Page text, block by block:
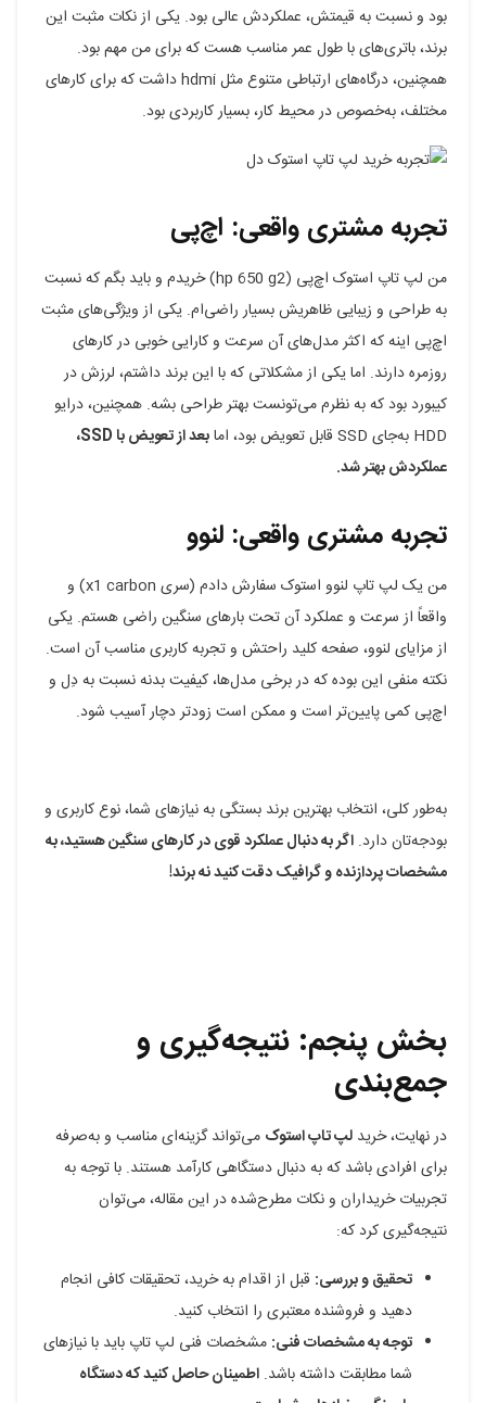
بود و نسبت به قیمتش، عملکردش عالی بود. یکی از نکات مثبت این
برند، باتری‌های با طول عمر مناسب هست که برای من مهم بود.
همچنین، درگاه‌های ارتباطی متنوع مثل hdmi داشت که برای کارهای
مختلف، به‌خصوص در محیط کار، بسیار کاربردی بود.
تجربه مشتری واقعی: اچ‌پی
من لپ تاپ استوک اچ‌پی (hp 650 g2) خریدم و باید بگم که نسبت
به طراحی و زیبایی ظاهریش بسیار راضی‌ام. یکی از ویژگی‌های مثبت
اچ‌پی اینه که اکثر مدل‌های آن سرعت و کارایی خوبی در کارهای
روزمره دارند. اما یکی از مشکلاتی که با این برند داشتم، لرزش در
کیبورد بود که به نظرم می‌تونست بهتر طراحی بشه. همچنین، درایو
HDD به‌جای SSD قابل تعویض بود، اما
بعد از تعویض با SSD،
عملکردش بهتر شد.
تجربه مشتری واقعی: لنوو
من یک لپ تاپ لنوو استوک سفارش دادم (سری x1 carbon) و
واقعاً از سرعت و عملکرد آن تحت بارهای سنگین راضی هستم. یکی
از مزایای لنوو، صفحه کلید راحتش و تجربه کاربری مناسب آن است.
نکته منفی این بوده که در برخی مدل‌ها، کیفیت بدنه نسبت به دِل و
اچ‌پی کمی پایین‌تر است و ممکن است زودتر دچار آسیب شود.
به‌طور کلی، انتخاب بهترین برند بستگی به نیازهای شما، نوع کاربری و
بودجه‌تان دارد. اگر به دنبال عملکرد قوی در کارهای سنگین هستید، به
مشخصات پردازنده و گرافیک دقت کنید نه برند!
بخش پنجم: نتیجه‌گیری و
جمع‌بندی
در نهایت، خرید لپ تاپ استوک می‌تواند گزینه‌ای مناسب و به‌صرفه
برای افرادی باشد که به دنبال دستگاهی کارآمد هستند. با توجه به
تجربیات خریداران و نکات مطرح‌شده در این مقاله، می‌توان
نتیجه‌گیری کرد که:
تحقیق و بررسی: قبل از اقدام به خرید، تحقیقات کافی انجام
دهید و فروشنده معتبری را انتخاب کنید.
توجه به مشخصات فنی: مشخصات فنی لپ تاپ باید با نیازهای
شما مطابقت داشته باشد. اطمینان حاصل کنید که دستگاه